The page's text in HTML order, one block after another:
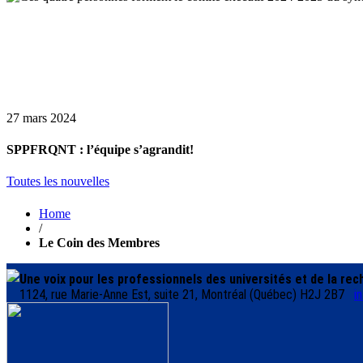
27 mars 2024
SPPFRQNT : l’équipe s’agrandit!
Toutes les nouvelles
Home
/
Le Coin des Membres
Une voix pour les professionnels des universités et de la
1124, rue Marie-Anne Est, suite 21, Montréal (Québec) H2J 2B7